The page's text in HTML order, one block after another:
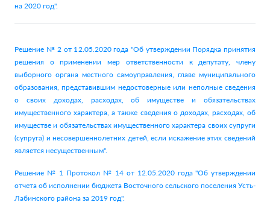
на 2020 год".
Решение № 2 от 12.05.2020 года "Об утверждении Порядка принятия
решения о применении мер ответственности к депутату, члену
выборного органа местного самоуправления, главе муниципального
образования, представившим недостоверные или неполные сведения
о своих доходах, расходах, об имуществе и обязательствах
имущественного характера, а также сведения о доходах, расходах, об
имуществе и обязательствах имущественного характера своих супруги
(супруга) и несовершеннолетних детей, если искажение этих сведений
является несущественным".
Решение № 1 Протокол № 14 от 12.05.2020 года "Об утверждении
отчета об исполнении бюджета Восточного сельского поселения Усть-
Лабинского района за 2019 год".